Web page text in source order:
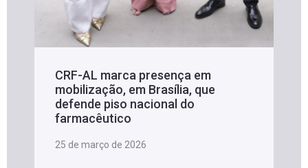
CRF-AL marca presença em
mobilização, em Brasília, que
defende piso nacional do
farmacêutico
25 de março de 2026